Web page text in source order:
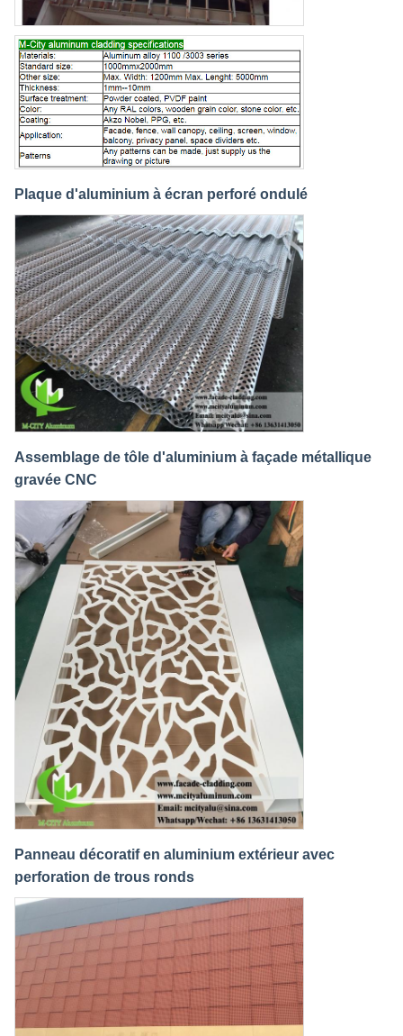
Plaque d'aluminium à écran perforé ondulé
Assemblage de tôle d'aluminium à façade métallique
gravée CNC
Panneau décoratif en aluminium extérieur avec
perforation de trous ronds